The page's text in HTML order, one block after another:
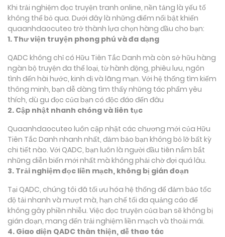
Khi trải nghiệm đọc truyện tranh online, nền tảng là yếu tố
không thể bỏ qua. Dưới đây là những điểm nổi bật khiến
quaanhdaocuteo trở thành lựa chọn hàng đầu cho bạn:
1. Thư viện truyện phong phú và đa dạng
QADC không chỉ có Hữu Tiên Tắc Danh mà còn sở hữu hàng
ngàn bộ truyện đa thể loại, từ hành động, phiêu lưu, ngôn
tình đến hài hước, kinh dị và lãng mạn. Với hệ thống tìm kiếm
thông minh, bạn dễ dàng tìm thấy những tác phẩm yêu
thích, dù gu đọc của bạn có độc đáo đến đâu
2. Cập nhật nhanh chóng và liên tục
Quaanhdaocuteo luôn cập nhật các chương mới của Hữu
Tiên Tắc Danh nhanh nhất, đảm bảo bạn không bỏ lỡ bất kỳ
chi tiết nào. Với QADC, bạn luôn là người đầu tiên nắm bắt
những diễn biến mới nhất mà không phải chờ đợi quá lâu.
3. Trải nghiệm đọc liền mạch, không bị gián đoạn
Tại QADC, chúng tôi đã tối ưu hóa hệ thống để đảm bảo tốc
độ tải nhanh và mượt mà, hạn chế tối đa quảng cáo để
không gây phiền nhiễu. Việc đọc truyện của bạn sẽ không bị
gián đoạn, mang đến trải nghiệm liền mạch và thoải mái.
4. Giao diện QADC thân thiện, dễ thao tác